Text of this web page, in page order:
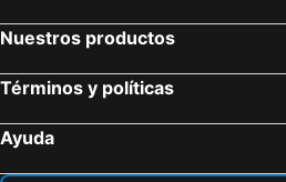
Nuestros productos
Términos y políticas
Ayuda